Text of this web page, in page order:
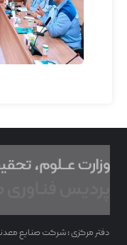
دفتر مرکزی : شرکت صنایع